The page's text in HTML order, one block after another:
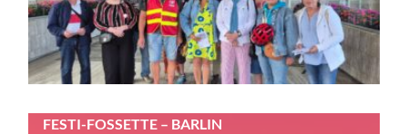
FESTI-FOSSETTE – BARLIN